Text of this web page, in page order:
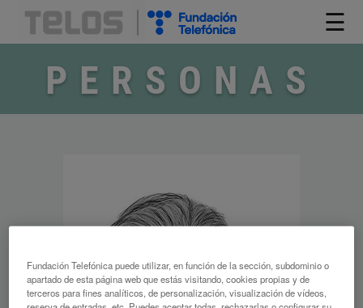
☰
PERSONAS
Fundación Telefónica puede utilizar, en función de la sección, subdominio o
apartado de esta página web que estás visitando, cookies propias y de
terceros para fines analíticos, de personalización, visualización de vídeos,